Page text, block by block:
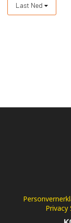
Last Ned